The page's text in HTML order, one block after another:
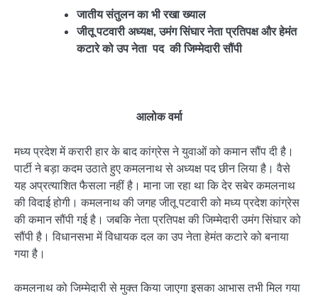
जातीय संतुलन का भी रखा ख्याल
जीतू पटवारी अध्यक्ष, उमंग सिंघार नेता प्रतिपक्ष और हेमंत
कटारे को उप नेता पद की जिम्मेदारी सौंपी
आलोक वर्मा
मध्य प्रदेश में करारी हार के बाद कांग्रेस ने युवाओं को कमान सौंप दी है।
पार्टी ने बड़ा कदम उठाते हुए कमलनाथ से अध्यक्ष पद छीन लिया है। वैसे
यह अप्रत्याशित फैसला नहीं है। माना जा रहा था कि देर सबेर कमलनाथ
की विदाई होगी। कमलनाथ की जगह जीतू पटवारी को मध्य प्रदेश कांग्रेस
की कमान सौंपी गई है। जबकि नेता प्रतिपक्ष की जिम्मेदारी उमंग सिंघार को
सौंपी है। विधानसभा में विधायक दल का उप नेता हेमंत कटारे को बनाया
गया है।
कमलनाथ को जिम्मेदारी से मुक्त किया जाएगा इसका आभास तभी मिल गया